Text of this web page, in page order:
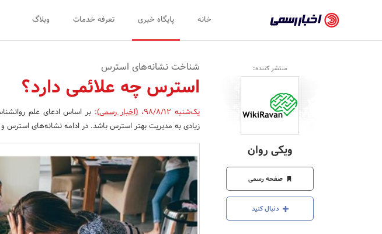
رسمی
-
اخبار
شده
شرکت‌ها،
سازمان‌ها
و
روابط
عمومی‌ها
خانه پایگاه خبری تعرفه خدمات وبلاگ
منتشر کننده:
ویکی روان
صفحه رسمی
دنبال کنید
شناخت نشانه‌های استرس
استرس چه علائمی دارد؟
یک‌شنبه 98/8/12 ،(اخبار رسمی): بر اساس ادعای علم
زیادی به مدیریت بهتر استرس باشد. در ادامه نشانه‌های استرس